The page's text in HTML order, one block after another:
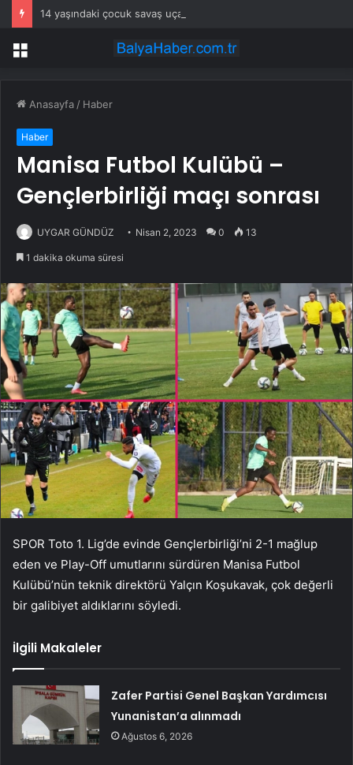
14 yaşındaki çocuk savaş uçaklarını alarma geçirdi
Menü
Anasayfa / Haber
Haber
Manisa Futbol Kulübü –
Gençlerbirliği maçı sonrası
UYGAR GÜNDÜZ Nisan 2, 2023 0 13
1 dakika okuma süresi
SPOR Toto 1. Lig’de evinde Gençlerbirliği’ni 2-1 mağlup
eden ve Play-Off umutlarını sürdüren Manisa Futbol
Kulübü’nün teknik direktörü Yalçın Koşukavak, çok değerli
bir galibiyet aldıklarını söyledi.
İlgili Makaleler
Zafer Partisi Genel Başkan Yardımcısı
Yunanistan’a alınmadı
Ağustos 6, 2026